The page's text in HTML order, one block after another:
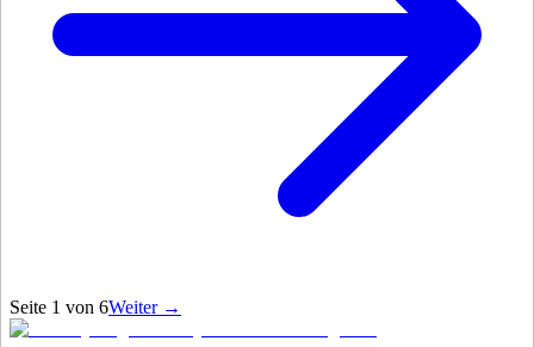
Seite 1 von 6Weiter →